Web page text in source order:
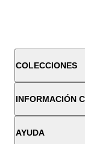
COLECCIONES
INFORMACIÓN
AYUDA